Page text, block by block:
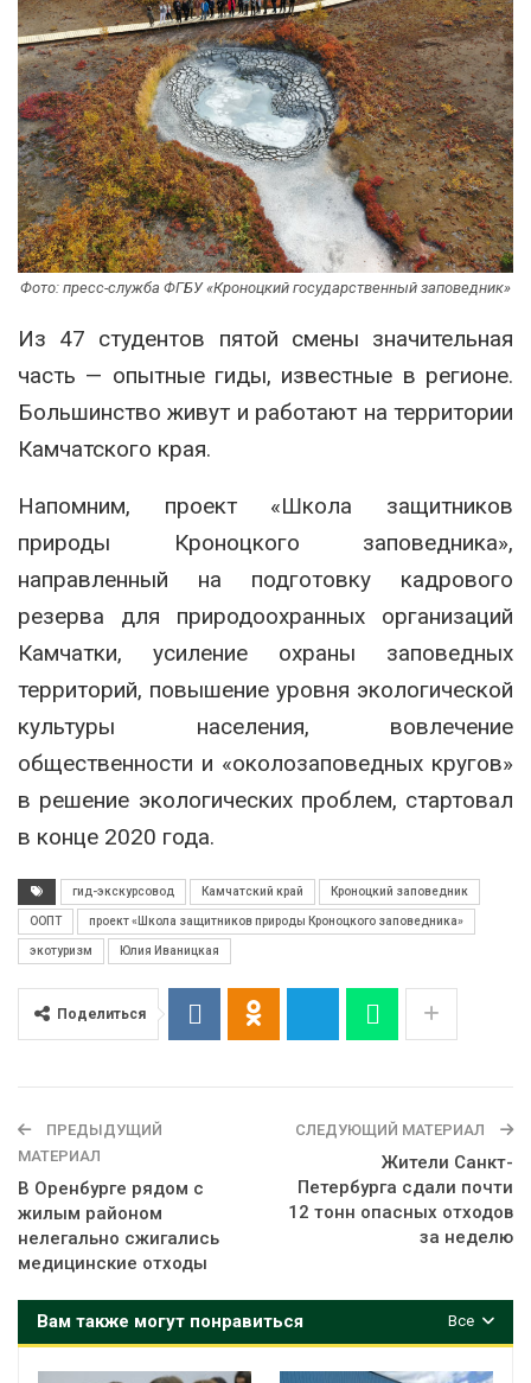
Фото: пресс-служба ФГБУ «Кроноцкий государственный заповедник»
Из 47 студентов пятой смены значительная
часть — опытные гиды, известные в регионе.
Большинство живут и работают на территории
Камчатского края.
Напомним, проект «Школа защитников
природы Кроноцкого заповедника»,
направленный на подготовку кадрового
резерва для природоохранных организаций
Камчатки, усиление охраны заповедных
территорий, повышение уровня экологической
культуры населения, вовлечение
общественности и «околозаповедных кругов»
в решение экологических проблем, стартовал
в конце 2020 года.
гид-экскурсовод Камчатский край Кроноцкий заповедник
ООПТ проект «Школа защитников природы Кроноцкого заповедника»
экотуризм Юлия Иваницкая
Поделиться
ПРЕДЫДУЩИЙ
МАТЕРИАЛ
В Оренбурге рядом с
жилым районом
нелегально сжигались
медицинские отходы
СЛЕДУЮЩИЙ МАТЕРИАЛ
Жители Санкт-
Петербурга сдали почти
12 тонн опасных отходов
за неделю
Все
Вам также могут понравиться